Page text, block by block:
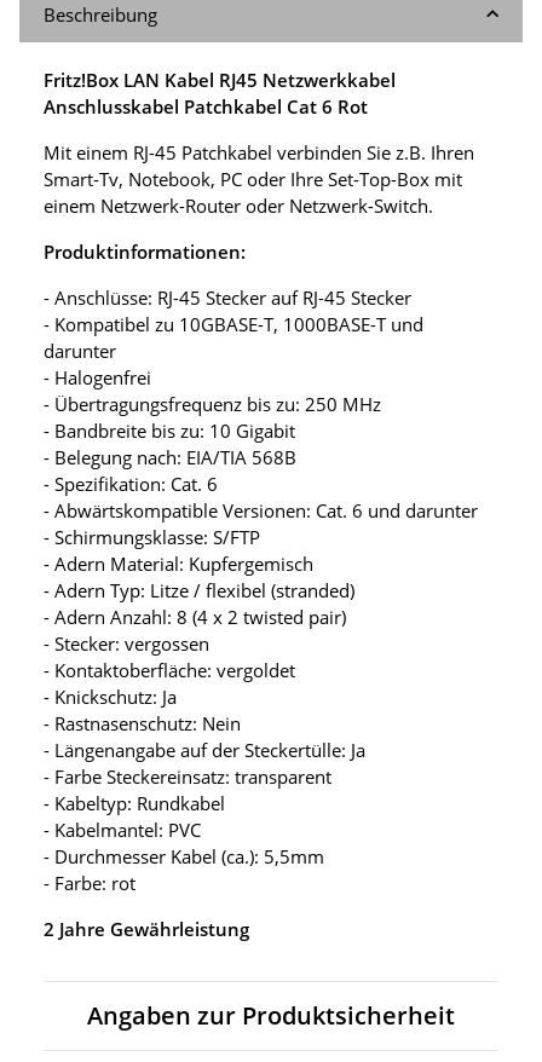
Beschreibung
Fritz!Box LAN Kabel RJ45 Netzwerkkabel
Anschlusskabel Patchkabel Cat 6 Rot
Mit einem RJ-45 Patchkabel verbinden Sie z.B. Ihren
Smart-Tv, Notebook, PC oder Ihre Set-Top-Box mit
einem Netzwerk-Router oder Netzwerk-Switch.
Produktinformationen:
- Anschlüsse: RJ-45 Stecker auf RJ-45 Stecker
- Kompatibel zu 10GBASE-T, 1000BASE-T und
darunter
- Halogenfrei
- Übertragungsfrequenz bis zu: 250 MHz
- Bandbreite bis zu: 10 Gigabit
- Belegung nach: EIA/TIA 568B
- Spezifikation: Cat. 6
- Abwärtskompatible Versionen: Cat. 6 und darunter
- Schirmungsklasse: S/FTP
- Adern Material: Kupfergemisch
- Adern Typ: Litze / flexibel (stranded)
- Adern Anzahl: 8 (4 x 2 twisted pair)
- Stecker: vergossen
- Kontaktoberfläche: vergoldet
- Knickschutz: Ja
- Rastnasenschutz: Nein
- Längenangabe auf der Steckertülle: Ja
- Farbe Steckereinsatz: transparent
- Kabeltyp: Rundkabel
- Kabelmantel: PVC
- Durchmesser Kabel (ca.): 5,5mm
- Farbe: rot
2 Jahre Gewährleistung
Angaben zur Produktsicherheit